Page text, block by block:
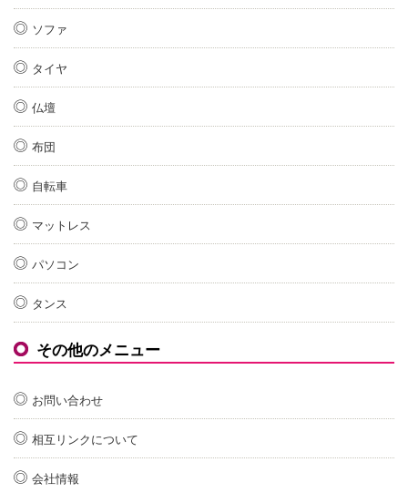
ソファ
タイヤ
仏壇
布団
自転車
マットレス
パソコン
タンス
その他のメニュー
お問い合わせ
相互リンクについて
会社情報